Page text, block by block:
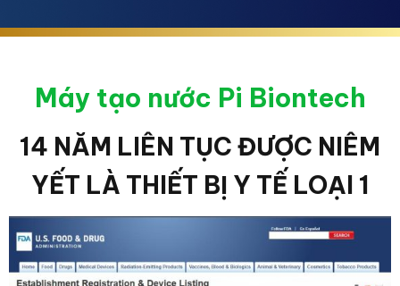
Máy tạo nước Pi Biontech
14 NĂM LIÊN TỤC ĐƯỢC NIÊM
YẾT LÀ THIẾT BỊ Y TẾ LOẠI 1